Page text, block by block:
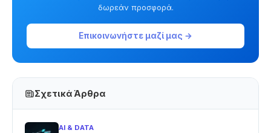
δωρεάν προσφορά.
Επικοινωνήστε μαζί μας →
Σχετικά Άρθρα
AI & DATA